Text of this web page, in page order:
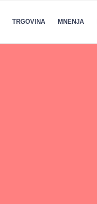
TRGOVINA MNENJA